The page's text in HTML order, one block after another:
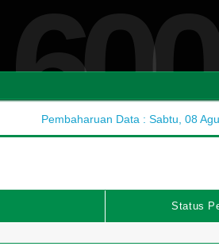
600
Pembaharuan Data : Sabtu, 08
Status